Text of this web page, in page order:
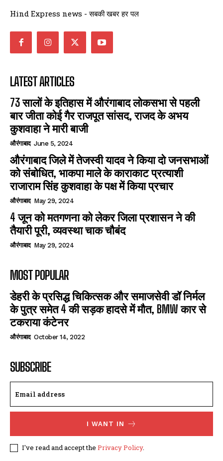
Hind Express news - सबकी खबर हर पल
LATEST ARTICLES
73 सालों के इतिहास में औरंगाबाद लोकसभा से पहली
बार जीता कोई गैर राजपूत सांसद, राजद के अभय
कुशवाहा ने मारी बाजी
औरंगाबाद June 5, 2024
औरंगाबाद जिले में तेजस्वी यादव ने किया दो जनसभाओं
को संबोधित, भाकपा माले के काराकाट प्रत्याशी
राजाराम सिंह कुशवाहा के पक्ष में किया प्रचार
औरंगाबाद May 29, 2024
4 जून को मतगणना को लेकर जिला प्रशासन ने की
तैयारी पूरी, व्यवस्था चाक चौबंद
औरंगाबाद May 29, 2024
MOST POPULAR
डेहरी के प्रसिद्ध चिकित्सक और समाजसेवी डॉ निर्मल
के पुत्र समेत 4 की सड़क हादसे में मौत, BMW कार से
टकराया कंटेनर
औरंगाबाद October 14, 2022
SUBSCRIBE
I WANT IN
I've read and accept the Privacy Policy.